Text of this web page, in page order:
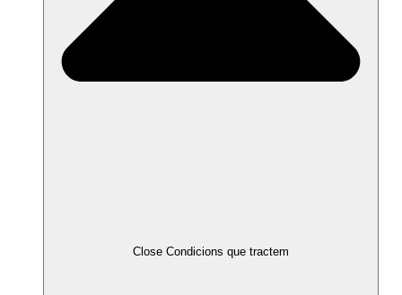
Close Condicions que tractem